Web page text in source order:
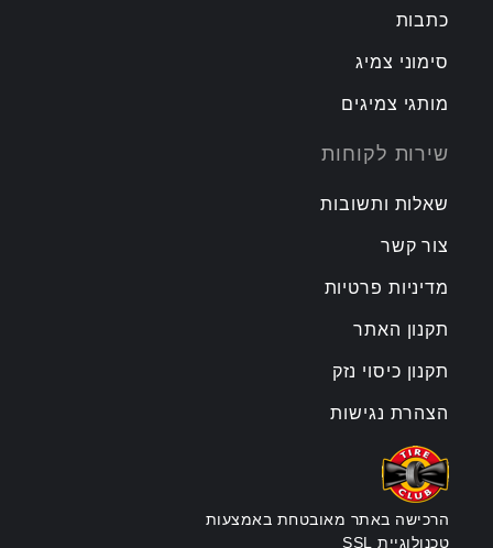
כתבות
סימוני צמיג
מותגי צמיגים
שירות לקוחות
שאלות ותשובות
צור קשר
מדיניות פרטיות
תקנון האתר
תקנון כיסוי נזק
הצהרת נגישות
הרכישה באתר מאובטחת באמצעות
טכנולוגיית SSL